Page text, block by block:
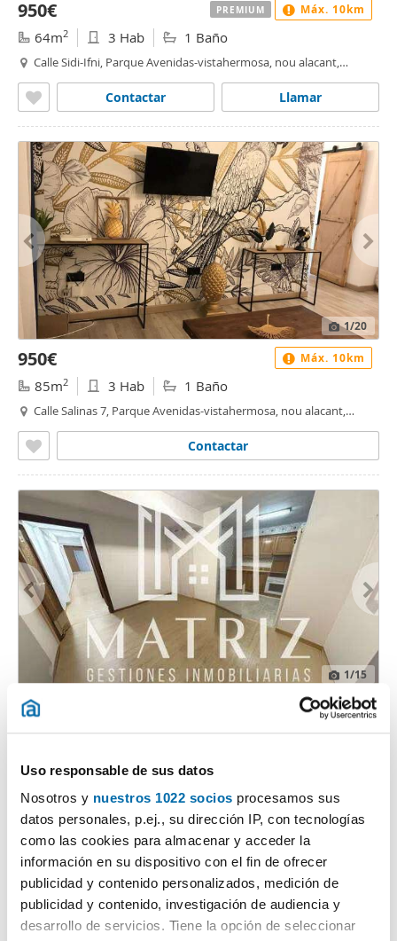
Uso responsable de sus datos
Nosotros y nuestros 1022 socios procesamos sus
datos personales, p.ej., su dirección IP, con tecnologías
como las cookies para almacenar y acceder la
información en su dispositivo con el fin de ofrecer
publicidad y contenido personalizados, medición de
publicidad y contenido, investigación de audiencia y
desarrollo de servicios. Tiene la opción de seleccionar
950€
64m2 3 Hab 1 Baño
Calle Sidi-Ifni, Parque Avenidas-vistahermosa, nou alacant,
Llamar
Contactar
PREMIUM Máx. 10km
1/20
950€
85m2 3 Hab 1 Baño
Calle Salinas 7, Parque Avenidas-vistahermosa, nou alacant,
Contactar
Máx. 10km
1/15
1.100€
75m2 3 Hab 1 Baño
bon repos-la goleta, Alacant / Alicante
Llamar
Contactar
Máx. 10km